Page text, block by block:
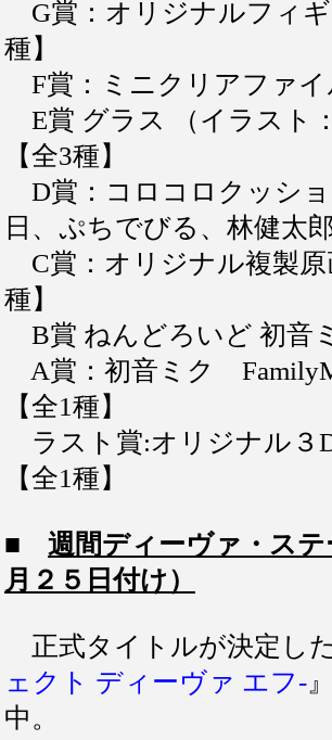
G賞：オリジナルフィ
種】
F賞：ミニクリアファイ
E賞 グラス （イラスト
【全3種】
D賞：コロコロクッシ
日、ぷちでびる、林健太
C賞：オリジナル複製
種】
B賞 ねんどろいど 初音
A賞：初音ミク
【全1種】
ラスト賞:オリジナル
【全1種】
■ 週間ディーヴァ・ス
月２５日付け）
正式タイトルが決定し
ェクト ディーヴァ エフ-
中。